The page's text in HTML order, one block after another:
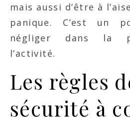
mais aussi d’être à
panique. C’est un
négliger dans la
l’activité.
Les règles
sécurité à